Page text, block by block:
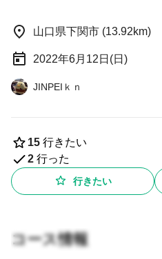
山口県下関市 (13.92km)
2022年6月12日(日)
JINPEIｋｎ
15 行きたい
2 行った
行きたい
コース情報